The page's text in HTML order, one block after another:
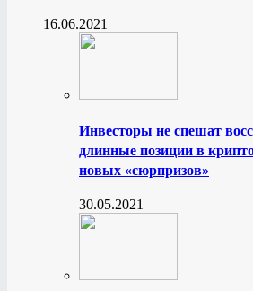
16.06.2021
Инвесторы не спешат
длинные позиции в
новых «сюрпризов»
30.05.2021